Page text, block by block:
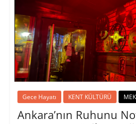
Gece Hayatı KENT KÜLTÜRÜ
Ankara’nın Ruhunu